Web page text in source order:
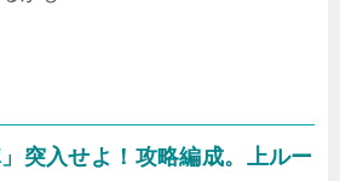
突入せよ！攻略編成。上ルー